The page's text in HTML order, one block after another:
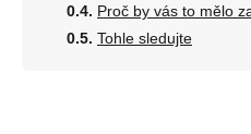
Proč by vás to mělo
Tohle sledujte